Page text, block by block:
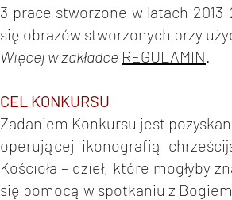
3 prace stworzone w latach
się obrazów stworzonych przy
Więcej w zakładce REGULAMIN.
CEL KONKURSU
Zadaniem Konkursu jest
operującej ikonografią
Kościoła – dzieł, które mogłyby
się pomocą w spotkaniu z